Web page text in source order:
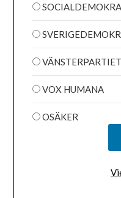
VÄNSTERPARTIET
VOX HUMANA
OSÄKER